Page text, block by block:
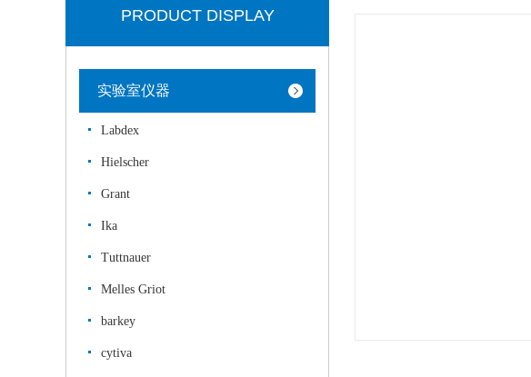
PRODUCT DISPLAY
实验室仪器
Labdex
Hielscher
Grant
Ika
Tuttnauer
Melles Griot
barkey
cytiva